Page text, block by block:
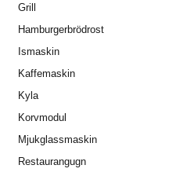
Grill
Hamburgerbrödrost
Ismaskin
Kaffemaskin
Kyla
Korvmodul
Mjukglassmaskin
Restaurangugn